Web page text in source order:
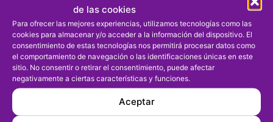
de las cookies
Para ofrecer las mejores experiencias, utilizamos tecnologías como las
cookies para almacenar y/o acceder a la información del dispositivo. El
consentimiento de estas tecnologías nos permitirá procesar datos como
el comportamiento de navegación o las identificaciones únicas en este
sitio. No consentir o retirar el consentimiento, puede afectar
negativamente a ciertas características y funciones.
Aceptar
Correo electrónico*